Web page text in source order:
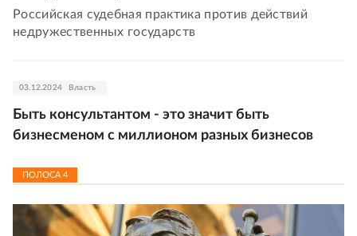
Российская судебная практика против действий
недружественных государств
03.12.2024 Власть
Быть консультантом - это значит быть
бизнесменом с миллионом разных бизнесов
ПОЛОСА 4